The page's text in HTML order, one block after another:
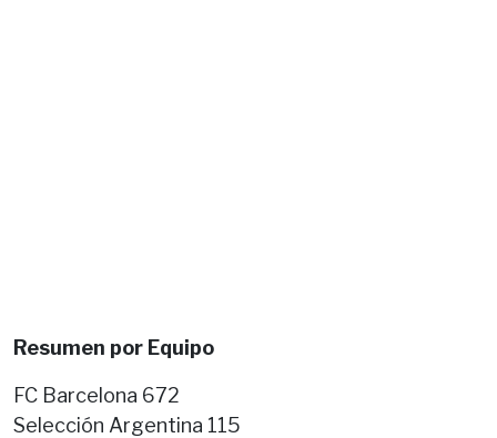
Resumen por Equipo
FC Barcelona 672
Selección Argentina 115